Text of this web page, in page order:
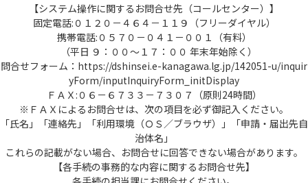
【システム操作に関するお問合せ先（コールセンター）】
固定電話:０１２０－４６４－１１９（フリーダイヤル）
携帯電話:０５７０－０４１－００１（有料）
（平日 ９：００～１７：００ 年末年始除く）
問合せフォーム：https://dshinsei.e-kanagawa.lg.jp/142051-u/inquir
yForm/inputInquiryForm_initDisplay
ＦＡＸ:０６－６７３３－７３０７（原則24時間）
※ＦＡＸによるお問合せは、次の項目を必ず御記入ください。
「氏名」「連絡先」「利用環境（ＯＳ／ブラウザ）」「申請・届出先自
治体名」
これらの記載がない場合、お問合せに回答できない場合があります。
【各手続の事務的な内容に関するお問合せ先】